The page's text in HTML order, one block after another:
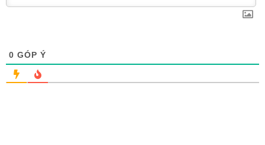
0 GÓP Ý